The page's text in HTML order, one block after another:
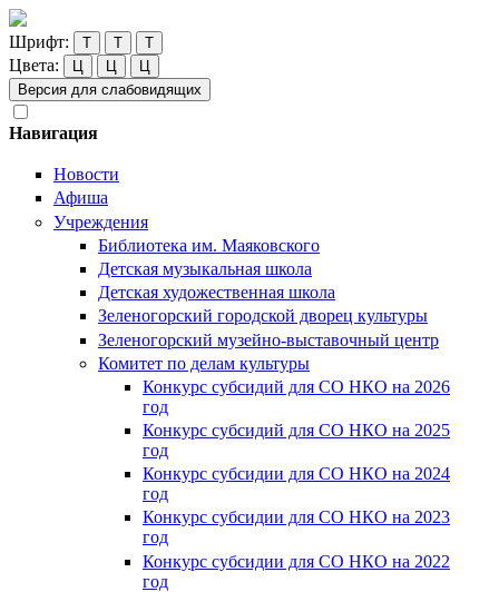
Шрифт: Т Т Т
Цвета: Ц Ц
Ц
Версия для слабовидящих
Навигация
Новости
Афиша
Учреждения
Библиотека им. Маяковского
Детская музыкальная школа
Детская художественная школа
Зеленогорский городской дворец культуры
Зеленогорский музейно-выставочный центр
Комитет по делам культуры
Конкурс субсидий для СО НКО на 2026
год
Конкурс субсидий для СО НКО на 2025
год
Конкурс субсидии для СО НКО на 2024
год
Конкурс субсидии для СО НКО на 2023
год
Конкурс субсидии для СО НКО на 2022
год